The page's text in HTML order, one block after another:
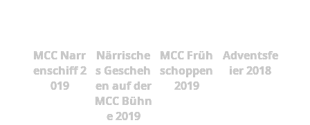
MCC Narr
enschiff 2
019
Närrische
s Gescheh
en auf der
MCC Bühn
e 2019
MCC Früh
schoppen
2019
Adventsfe
ier 2018